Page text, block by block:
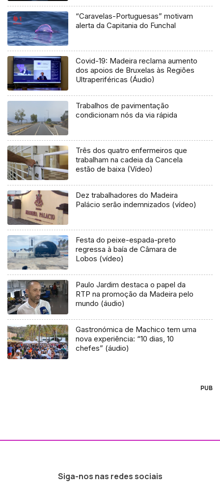
“Caravelas-Portuguesas” motivam
alerta da Capitania do Funchal
Covid-19: Madeira reclama aumento
dos apoios de Bruxelas às Regiões
Ultraperiféricas (Áudio)
Trabalhos de pavimentação
condicionam nós da via rápida
Três dos quatro enfermeiros que
trabalham na cadeia da Cancela
estão de baixa (Vídeo)
Dez trabalhadores do Madeira
Palácio serão indemnizados (vídeo)
Festa do peixe-espada-preto
regressa à baía de Câmara de
Lobos (vídeo)
Paulo Jardim destaca o papel da
RTP na promoção da Madeira pelo
mundo (áudio)
Gastronómica de Machico tem uma
nova experiência: “10 dias, 10
chefes” (áudio)
PUB
Siga-nos nas redes sociais